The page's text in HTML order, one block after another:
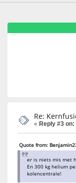
Re:
« Reply #3 on:
Quote from:
er is niets mis met
En 300 kg helium
kolencentrale!